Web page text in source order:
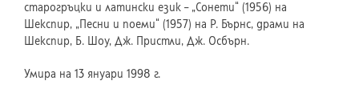
старогръцки и латински език – „Сонети“ (1956) на
Шекспир, „Песни и поеми“ (1957) на Р. Бърнс, драми на
Шекспир, Б. Шоу, Дж. Пристли, Дж. Осбърн.
Умира на 13 януари 1998 г.